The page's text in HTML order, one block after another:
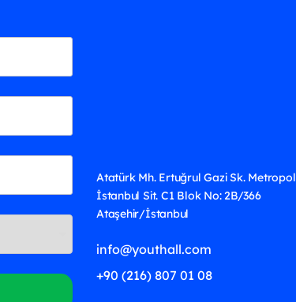
Atatürk Mh. Ertuğrul Gazi Sk. Metropol
İstanbul Sit. C1 Blok No: 2B/366
Ataşehir/İstanbul
info@youthall.com
+90 (216) 807 01 08